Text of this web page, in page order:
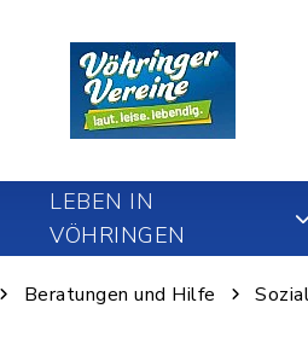
LEBEN IN
VÖHRINGEN
Beratungen und Hilfe